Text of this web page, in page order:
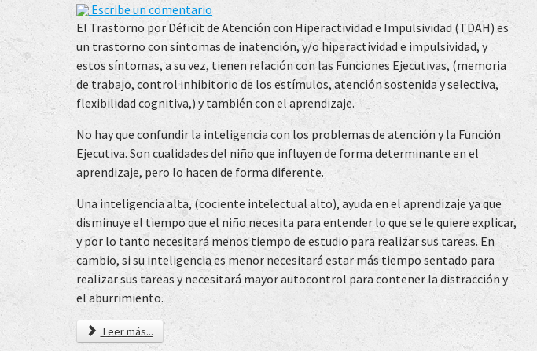
Escribe un comentario
El Trastorno por Déficit de Atención con Hiperactividad e Impulsividad (TDAH) es
un trastorno con síntomas de inatención, y/o hiperactividad e impulsividad, y
estos síntomas, a su vez, tienen relación con las Funciones Ejecutivas, (memoria
de trabajo, control inhibitorio de los estímulos, atención sostenida y selectiva,
flexibilidad cognitiva,) y también con el aprendizaje.
No hay que confundir la inteligencia con los problemas de atención y la Función
Ejecutiva. Son cualidades del niño que influyen de forma determinante en el
aprendizaje, pero lo hacen de forma diferente.
Una inteligencia alta, (cociente intelectual alto), ayuda en el aprendizaje ya que
disminuye el tiempo que el niño necesita para entender lo que se le quiere explicar,
y por lo tanto necesitará menos tiempo de estudio para realizar sus tareas. En
cambio, si su inteligencia es menor necesitará estar más tiempo sentado para
realizar sus tareas y necesitará mayor autocontrol para contener la distracción y
el aburrimiento.
Leer más...